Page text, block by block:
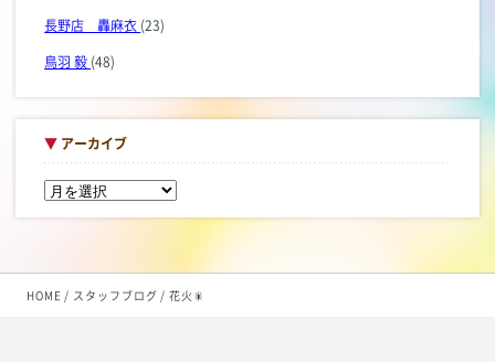
HOME スタッフブログ 花火🎇
長野店 轟麻衣 (23)
鳥羽 毅 (48)
▼ アーカイブ